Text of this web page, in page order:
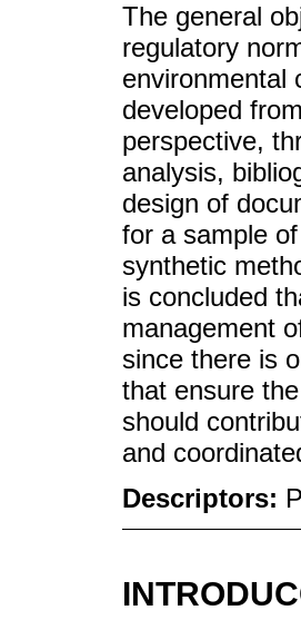
The general
regulatory
environmental
developed
perspective,
analysis,
design of
for a sample
synthetic
is concluded
management
since there is
that ensure
should
and
Descriptors: